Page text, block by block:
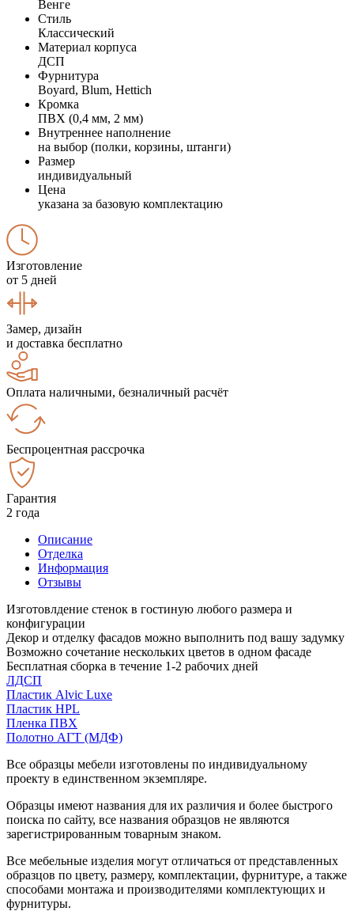
Венге
Стиль
Классический
Материал корпуса
ДСП
Фурнитура
Boyard, Blum, Hettich
Кромка
ПВХ (0,4 мм, 2 мм)
Внутреннее наполнение
на выбор (полки, корзины, штанги)
Размер
индивидуальный
Цена
указана за базовую комплектацию
Изготовление
от 5 дней
Замер, дизайн
и доставка бесплатно
Оплата наличными, безналичный расчёт
Беспроцентная рассрочка
Гарантия
2 года
Описание
Отделка
Информация
Отзывы
Изготовлдение стенок в гостиную любого размера и
конфигурации
Декор и отделку фасадов можно выполнить под вашу задумку
Возможно сочетание нескольких цветов в одном фасаде
Бесплатная сборка в течение 1-2 рабочих дней
ЛДСП
Пластик Alvic Luxe
Пластик HPL
Пленка ПВХ
Полотно АГТ (МДФ)
Все образцы мебели изготовлены по индивидуальному
проекту в единственном экземпляре.
Образцы имеют названия для их различия и более быстрого
поиска по сайту, все названия образцов не являются
зарегистрированным товарным знаком.
Все мебельные изделия могут отличаться от представленных
образцов по цвету, размеру, комплектации, фурнитуре, а также
способами монтажа и производителями комплектующих и
фурнитуры.